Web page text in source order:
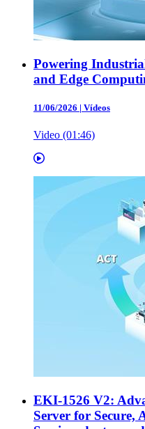
Powering
and Edge
11/06/2026 | Vídeos
Video (01:46)
EKI-1526 V2:
Server for Secure,